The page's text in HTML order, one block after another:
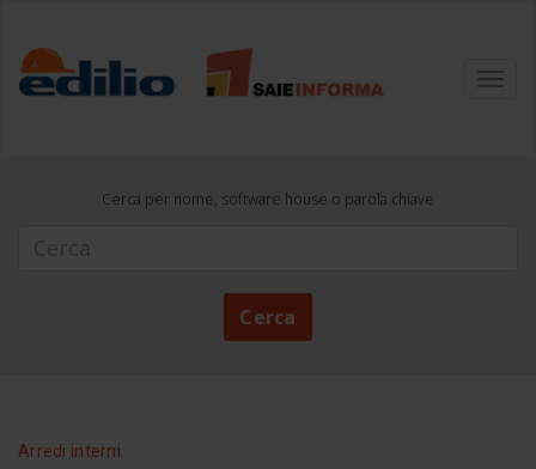
Cerca per nome, software house o parola chiave
Cerca
Arredi interni